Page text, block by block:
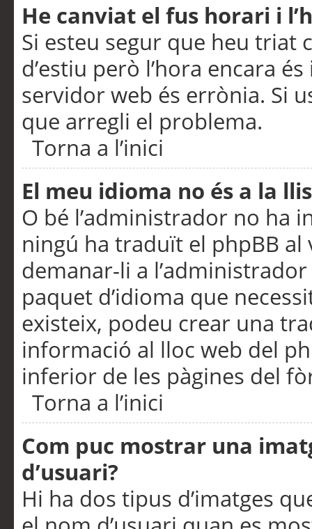
He canviat el fus horari i
Si esteu segur que heu triat
d’estiu però l’hora encara
servidor web és errònia. Si
que arregli el problema.
Torna a l’inici
El meu idioma no és a la
O bé l’administrador no ha
ningú ha traduït el phpBB
demanar-li a
paquet d’idioma que
existeix, podeu crear una
informació al lloc web del
inferior de les pàgines del
Torna a l’inici
Com puc mostrar una
d’usuari?
Hi ha dos tipus d’imatges